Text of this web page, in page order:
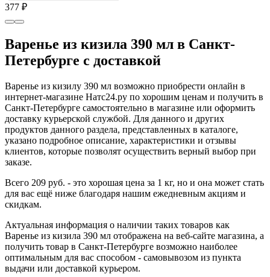
377 ₽
Варенье из кизила 390 мл в Санкт-
Петербурге с доставкой
Варенье из кизилу 390 мл возможно приобрести онлайн в
интернет-магазине Натс24.ру по хорошим ценам и получить в
Санкт-Петербурге самостоятельно в магазине или оформить
доставку курьерской службой. Для данного и других
продуктов данного раздела, представленных в каталоге,
указано подробное описание, характеристики и отзывы
клиентов, которые позволят осуществить верный выбор при
заказе.
Всего 209 руб. - это хорошая цена за 1 кг, но и она может стать
для вас ещё ниже благодаря нашим ежедневным акциям и
скидкам.
Актуальная информация о наличии таких товаров как
Варенье из кизила 390 мл отображена на веб-сайте магазина, а
получить товар в Санкт-Петербурге возможно наиболее
оптимальным для вас способом - самовывозом из пункта
выдачи или доставкой курьером.